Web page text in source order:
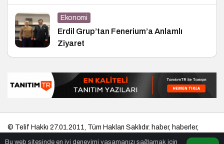
Ekonomi
Erdil Grup’tan Fenerium’a Anlamlı
Ziyaret
Bu web sitesinde en iyi deneyimi yaşamanızı sağlamak için
© Telif Hakkı 27.01.2011, Tüm Hakları Saklıdır. haber, haberler,
eshaber,